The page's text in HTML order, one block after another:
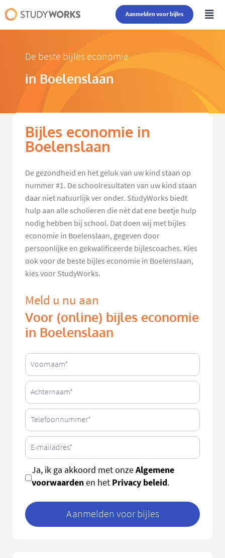
Aanmelden voor bijles
De beste bijles economie
in Boelenslaan
Bijles economie in
Boelenslaan
De gezondheid en het geluk van uw kind staan op
nummer #1. De schoolresultaten van uw kind staan
daar niet natuurlijk ver onder. StudyWorks biedt
hulp aan alle scholieren die nèt dat ene beetje hulp
nodig hebben bij school. Dat doen wij met bijles
economie in Boelenslaan, gegeven door
persoonlijke en gekwalificeerde bijlescoaches. Kies
ook voor de beste bijles economie in Boelenslaan,
kies voor StudyWorks.
Meld u nu aan
Voor (online) bijles economie
in Boelenslaan
Ja, ik ga akkoord met onzeAlgemene
voorwaardenen het Privacy beleid.
Aanmelden voor bijles